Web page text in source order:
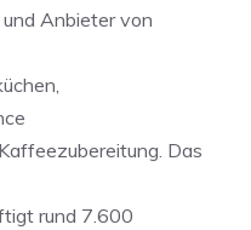
Anbieter von
Das
rund 7.600